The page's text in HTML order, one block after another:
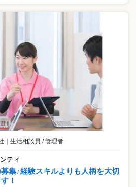
生活相談員 / 管理者
ティ
集♪経験スキルよりも人柄を大切
！